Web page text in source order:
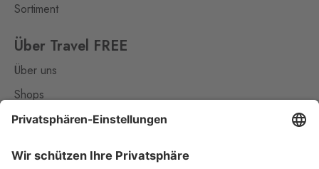
Sortiment
Über Travel FREE
Über uns
Shops
Kontakt
Nützliches